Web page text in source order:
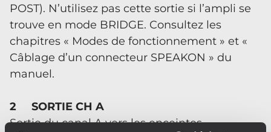
POST). N’utilisez pas cette sortie si l’ampli se
trouve en mode BRIDGE. Consultez les
chapitres « Modes de fonctionnement » et «
Câblage d’un connecteur SPEAKON » du
manuel.
2 SORTIE CH A
Sortie du canal A vers les enceintes